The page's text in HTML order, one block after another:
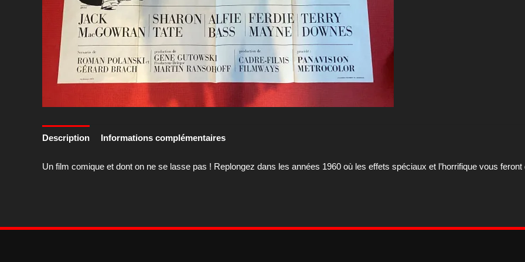
Description Informations complémentaires
Un film comique et dont on ne se lasse pas ! Replongez dans les années 1960 où les effets spéciaux et l’horrifique vous feront